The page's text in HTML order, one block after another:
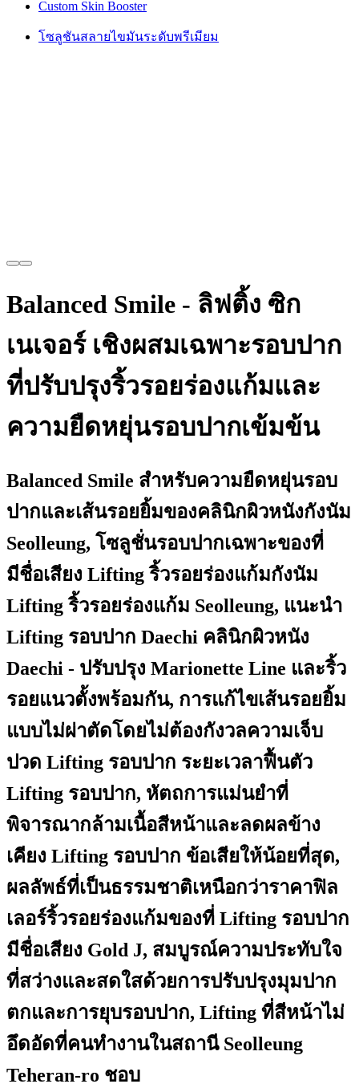
Custom Skin Booster
โซลูชันสลายไขมันระดับพรีเมียม
Balanced Smile - ลิฟติ้ง ซิก
เนเจอร์ เชิงผสมเฉพาะรอบปาก
ที่ปรับปรุงริ้วรอยร่องแก้มและ
ความยืดหยุ่นรอบปากเข้มข้น
Balanced Smile สำหรับความยืดหยุ่นรอบ
ปากและเส้นรอยยิ้มของคลินิกผิวหนังกังนัม
Seolleung, โซลูชั่นรอบปากเฉพาะของที่
มีชื่อเสียง Lifting ริ้วรอยร่องแก้มกังนัม
Lifting ริ้วรอยร่องแก้ม Seolleung, แนะนำ
Lifting รอบปาก Daechi คลินิกผิวหนัง
Daechi - ปรับปรุง Marionette Line และริ้ว
รอยแนวตั้งพร้อมกัน, การแก้ไขเส้นรอยยิ้ม
แบบไม่ผ่าตัดโดยไม่ต้องกังวลความเจ็บ
ปวด Lifting รอบปาก ระยะเวลาฟื้นตัว
Lifting รอบปาก, หัตถการแม่นยำที่
พิจารณากล้ามเนื้อสีหน้าและลดผลข้าง
เคียง Lifting รอบปาก ข้อเสียให้น้อยที่สุด,
ผลลัพธ์ที่เป็นธรรมชาติเหนือกว่าราคาฟิล
เลอร์ริ้วรอยร่องแก้มของที่ Lifting รอบปาก
มีชื่อเสียง Gold J, สมบูรณ์ความประทับใจ
ที่สว่างและสดใสด้วยการปรับปรุงมุมปาก
ตกและการยุบรอบปาก, Lifting ที่สีหน้าไม่
อึดอัดที่คนทำงานในสถานี Seolleung
Teheran-ro ชอบ